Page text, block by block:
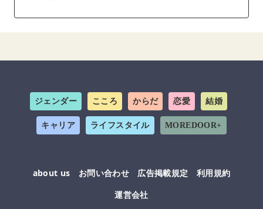
ジェンダー こころ からだ 恋愛 結婚
キャリア ライフスタイル MOREDOOR+
about us お問い合わせ 広告掲載規定
利用規約
運営会社